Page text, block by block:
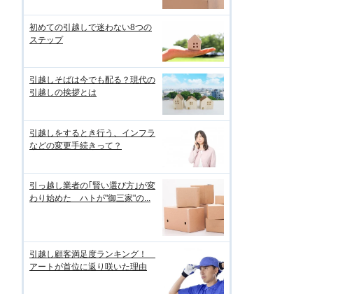
初めての引越しで迷わない8つの
ステップ
引越しそばは今でも配る？現代の
引越しの挨拶とは
引越しをするとき行う、インフラ
などの変更手続きって？
引っ越し業者の｢賢い選び方｣が変
わり始めた ハトが"御三家"の...
引越し顧客満足度ランキング！
アートが首位に返り咲いた理由